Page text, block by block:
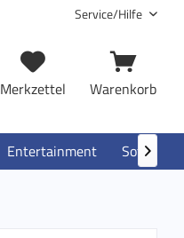
Service/Hilfe
Warenkorb
Merkzettel
Entertainment Software
